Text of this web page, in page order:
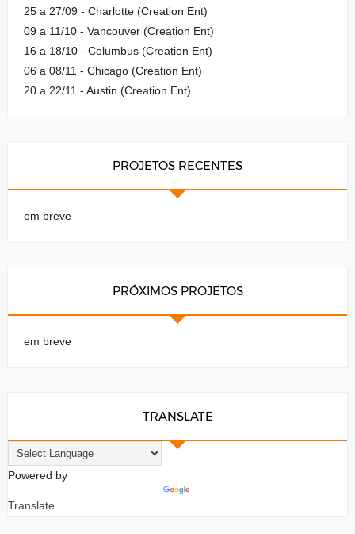
25 a 27/09 - Charlotte (Creation Ent)
09 a 11/10 - Vancouver (Creation Ent)
16 a 18/10 - Columbus (Creation Ent)
06 a 08/11 - Chicago (Creation Ent)
20 a 22/11 - Austin (Creation Ent)
PROJETOS RECENTES
em breve
PRÓXIMOS PROJETOS
em breve
TRANSLATE
Powered by
Translate